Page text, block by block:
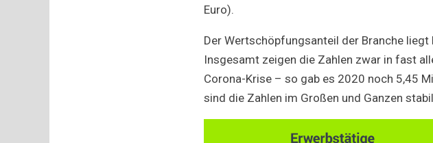
Euro).
Der Wertschöpfungsanteil der Branche
Insgesamt zeigen die Zahlen zwar in fast
Corona-Krise – so gab es 2020 noch 5,45
sind die Zahlen im Großen und Ganzen